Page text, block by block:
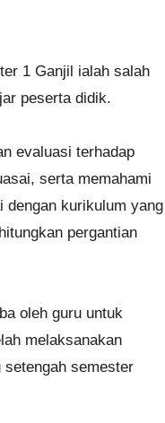
1 Ganjil ialah salah
peserta didik.
evaluasi terhadap
serta memahami
dengan kurikulum yang
pergantian
oleh guru untuk
melaksanakan
setengah semester